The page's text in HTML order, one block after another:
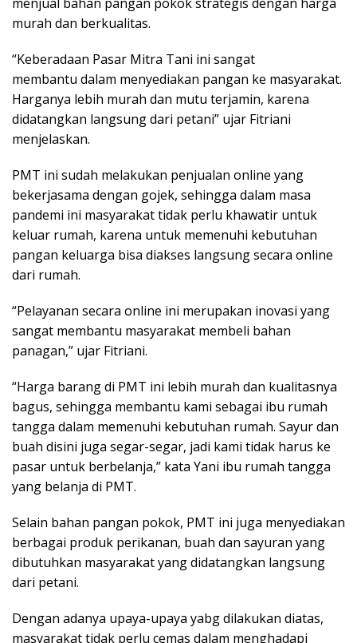
murah dan berkualitas.
“Keberadaan Pasar Mitra Tani ini sangat
membantu dalam menyediakan pangan ke masyarakat.
Harganya lebih murah dan mutu terjamin, karena
didatangkan langsung dari petani” ujar Fitriani
menjelaskan.
PMT ini sudah melakukan penjualan online yang
bekerjasama dengan gojek, sehingga dalam masa
pandemi ini masyarakat tidak perlu khawatir untuk
keluar rumah, karena untuk memenuhi kebutuhan
pangan keluarga bisa diakses langsung secara online
dari rumah.
“Pelayanan secara online ini merupakan inovasi yang
sangat membantu masyarakat membeli bahan
panagan,” ujar Fitriani.
“Harga barang di PMT ini lebih murah dan kualitasnya
bagus, sehingga membantu kami sebagai ibu rumah
tangga dalam memenuhi kebutuhan rumah. Sayur dan
buah disini juga segar-segar, jadi kami tidak harus ke
pasar untuk berbelanja,” kata Yani ibu rumah tangga
yang belanja di PMT.
Selain bahan pangan pokok, PMT ini juga menyediakan
berbagai produk perikanan, buah dan sayuran yang
dibutuhkan masyarakat yang didatangkan langsung
dari petani.
Dengan adanya upaya-upaya yabg dilakukan diatas,
masyarakat tidak perlu cemas dalam menghadapi